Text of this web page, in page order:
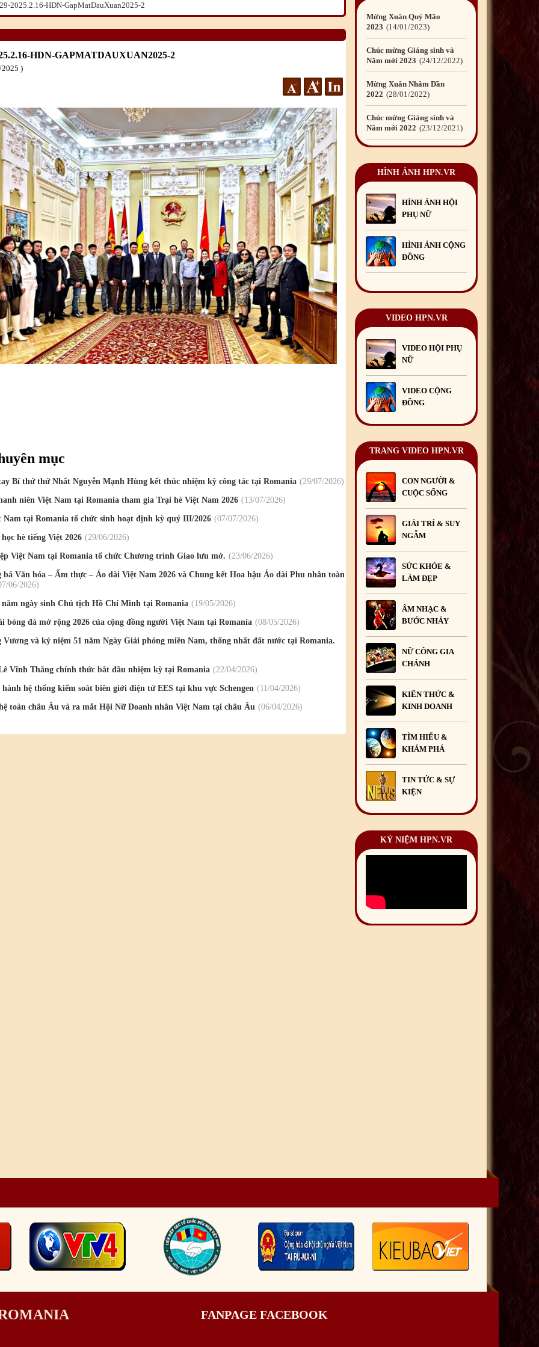
2025.2.16-HDN-GapMatDauXuan2025-2
HDN-GAPMATDAUXUAN2025-2
/2025
mục
Bí thứ thứ Nhất Nguyễn Mạnh Hùng kết thúc nhiệm kỳ công tác tại Romania 29/07/2026
niên Việt Nam tại Romania tham gia Trại hè Việt Nam 2026 13/07/2026
Nam tại Romania tổ chức sinh hoạt định kỳ quý III/2026 07/07/2026
hè tiếng Việt 2026 29/06/2026
Việt Nam tại Romania tổ chức Chương trình Giao lưu mở. 23/06/2026
bá Văn hóa – Ẩm thực – Áo dài Việt Nam 2026 và Chung kết Hoa hậu Áo dài Phu nhân toàn
/06/2026
năm ngày sinh Chủ tịch Hồ Chí Minh tại Romania 19/05/2026
bóng đá mở rộng 2026 của cộng đồng người Việt Nam tại Romania 08/05/2026
Vương và kỷ niệm 51 năm Ngày Giải phóng miền Nam, thống nhất đất nước tại Romania.
Vĩnh Thắng chính thức bắt đầu nhiệm kỳ tại Romania 22/04/2026
hệ thống kiểm soát biên giới điện tử EES tại khu vực Schengen 11/04/2026
toàn châu Âu và ra mắt Hội Nữ Doanh nhân Việt Nam tại châu Âu 06/04/2026
Chúc mừng Giáng sinh và
Năm mới 2023 24
Mừng Xuân Nhâm Dần
2022
28/01/2022
Chúc mừng Giáng sinh và
Năm mới 2022 23
Mừng Xuân Tân Sửu
2021
10/02/2021
Năm mới 2021 15/12/2020
Mừng Xuân Canh Tý
2020 22
Chúc mừng Giáng sinh và
Năm mới 2020 24/12/2019
Mừng Xuân Kỷ Hợi
2019 03 /02 /2019
Mừng Xuân Bính Ngọ
2026 15/02/2026
Chúc mừng Giáng sinh và
Năm mới 2026
Chúc mừng Giáng sinh và
Năm mới 2025
/12
Mừng Xuân Giáp Thìn
HÌNH ẢNH HPN.VR
HÌNH ẢNH HỘI
PHỤ NỮ
HÌNH ẢNH CỘNG
ĐỒNG
VIDEO HPN.VR
VIDEO HỘI PHỤ
NỮ
VIDEO CỘNG
ĐỒNG
TRANG VIDEO HPN.VR
CON NGƯỜI &
CUỘC SỐNG
GIẢI TRÍ & SUY
NGẪM
SỨC KHỎE &
LÀM ĐẸP
ÂM NHẠC &
BƯỚC NHẢY
NỮ CÔNG GIA
CHÁNH
KIẾN THỨC &
KINH DOANH
TÌM HIỂU &
KHÁM PHÁ
TIN TỨC & SỰ
KIỆN
KỶ NIỆM HPN.VR
FANPAGE FACEBOOK